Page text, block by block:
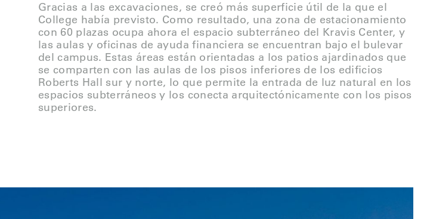
Gracias a las excavaciones, se creó más superficie útil de la que el
College había previsto. Como resultado, una zona de estacionamiento
con 60 plazas ocupa ahora el espacio subterráneo del Kravis Center, y
las aulas y oficinas de ayuda financiera se encuentran bajo el bulevar
del campus. Estas áreas están orientadas a los patios ajardinados que
se comparten con las aulas de los pisos inferiores de los edificios
Roberts Hall sur y norte, lo que permite la entrada de luz natural en los
espacios subterráneos y los conecta arquitectónicamente con los pisos
superiores.